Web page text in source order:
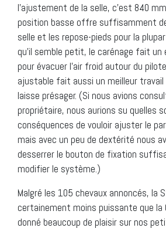
l’ajustement de la selle, c’est 840
position basse offre suffisamment
selle et les repose-pieds pour la
qu’il semble petit, le carénage fait
pour évacuer l’air froid autour du
ajustable fait aussi un meilleur travail
laisse présager. (Si nous avions
propriétaire, nous aurions su quelles
conséquences de vouloir ajuster le
mais avec un peu de dextérité nous
desserrer le bouton de fixation
modifier le système.)
Malgré les 105 chevaux annoncés, la
certainement moins puissante que la
donné beaucoup de plaisir sur nos